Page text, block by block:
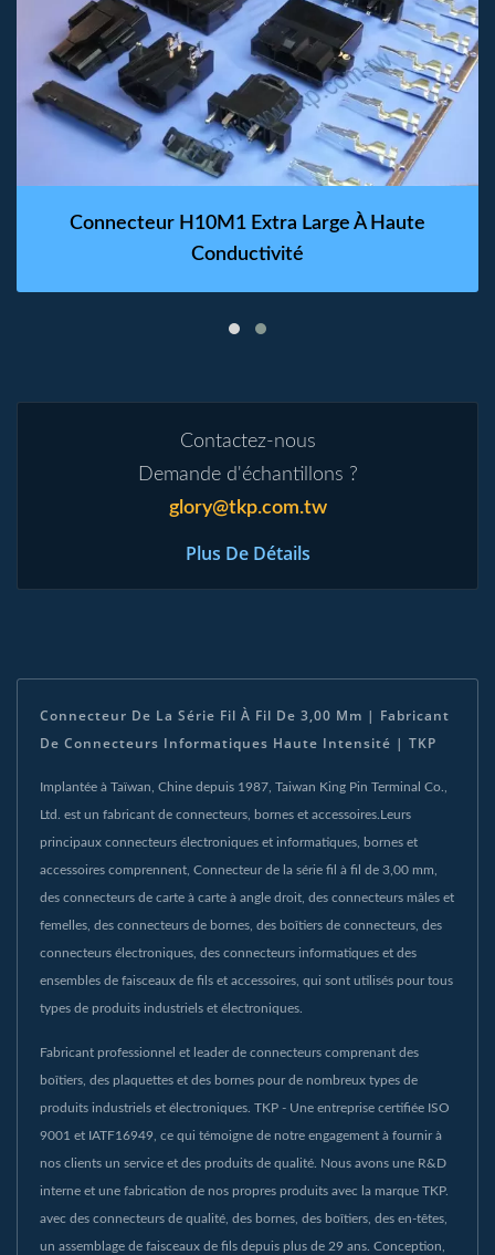
Connecteur H10M1 Extra Large À Haute
Conductivité
Contactez-nous
Demande d'échantillons ?
glory@tkp.com.tw
Plus De Détails
Connecteur De La Série Fil À Fil De 3,00 Mm | Fabricant
De Connecteurs Informatiques Haute Intensité | TKP
Implantée à Taïwan, Chine depuis 1987, Taiwan King Pin Terminal Co.,
Ltd. est un fabricant de connecteurs, bornes et accessoires.Leurs
principaux connecteurs électroniques et informatiques, bornes et
accessoires comprennent, Connecteur de la série fil à fil de 3,00 mm,
des connecteurs de carte à carte à angle droit, des connecteurs mâles et
femelles, des connecteurs de bornes, des boîtiers de connecteurs, des
connecteurs électroniques, des connecteurs informatiques et des
ensembles de faisceaux de fils et accessoires, qui sont utilisés pour tous
types de produits industriels et électroniques.
Fabricant professionnel et leader de connecteurs comprenant des
boîtiers, des plaquettes et des bornes pour de nombreux types de
produits industriels et électroniques. TKP - Une entreprise certifiée ISO
9001 et IATF16949, ce qui témoigne de notre engagement à fournir à
nos clients un service et des produits de qualité. Nous avons une R&D
interne et une fabrication de nos propres produits avec la marque TKP.
avec des connecteurs de qualité, des bornes, des boîtiers, des en-têtes,
un assemblage de faisceaux de fils depuis plus de 29 ans. Conception,